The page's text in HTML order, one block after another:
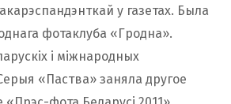
у газетах. Была
фотаклуба «Гродна».
і міжнародных
«Паства» заняла другое